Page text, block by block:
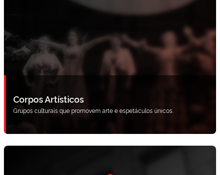
Corpos Artísticos
Grupos culturais que promovem arte e espetáculos únicos.